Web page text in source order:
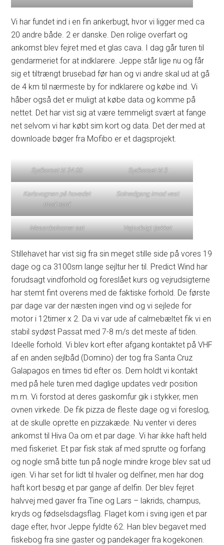
Vi har fundet ind i en fin ankerbugt, hvor vi ligger med ca
20 andre både. 2 er danske. Den rolige overfart og
ankomst blev fejret med et glas cava. I dag går turen til
gendarmeriet for at indklarere. Jeppe står lige nu og får
sig et tiltrængt brusebad før han og vi andre skal ud at gå
de 4 km til nærmeste by for indklarere og købe ind. Vi
håber også det er muligt at købe data og komme på
nettet. Det har vist sig at være temmeligt svært at fange
net selvom vi har købt sim kort og data. Det der med at
downloade bøger fra Mofibo er et dagsprojekt.
Sydkorset kl 24.00 Sydkorset kl 3
Karlsvognen på hovedet
mod nord
Solnedgang imod vest
Mesanbalooner sat Vejrudsigt tjekket
Stillehavet har vist sig fra sin meget stille side på vores 19
dage og ca 3100sm lange sejltur her til. Predict Wind har
forudsagt vindforhold og foreslået kurs og vejrudsigterne
har stemt fint overens med de faktiske forhold. De første
par dage var der næsten ingen vind og vi sejlede for
motor i 12timer x 2. Da vi var ude af calmebæltet fik vi en
stabil sydøst Passat med 7-8 m/s det meste af tiden.
Ideelle forhold. Vi blev kort efter afgang kontaktet på VHF
af en anden sejlbåd (Domino) der tog fra Santa Cruz
Galapagos en times tid efter os. Dem holdt vi kontakt
med på hele turen med daglige updates vedr position
m.m. Vi forstod at deres gaskomfur gik i stykker, men
ovnen virkede. De fik pizza de fleste dage og vi foreslog,
at de skulle oprette en pizzakæde. Nu venter vi deres
ankomst til Hiva Oa om et par dage. Vi har ikke haft held
med fiskeriet. Et par fisk stak af med sprutte og forfang
og nogle små bitte tun på nogle mindre kroge blev sat ud
igen. Vi har set for lidt til hvaler og delfiner, men har dog
haft kort besøg et par gange af delfin. Der blev fejret
halvvej med gaver fra Tine og Lars – lakrids, champus,
kryds og fødselsdagsflag. Flaget kom i sving igen et par
dage efter, hvor Jeppe fyldte 62. Han blev begavet med
fiskebog fra sine gaster og pandekager fra kogekonen.